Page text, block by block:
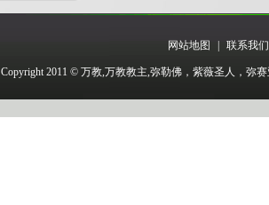
网站地图 联系我们
Copyright 2011 © 万教,万教教主,弥勒佛，紫薇圣人，弥